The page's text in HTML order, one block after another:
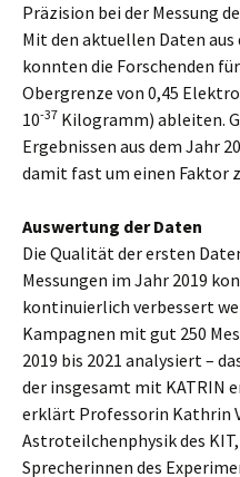
Präzision bei der Messung
Mit den aktuellen Daten
konnten die Forschenden
Obergrenze von 0,45
10-37 Kilogramm) ableiten.
Ergebnissen aus dem Jahr
damit fast um einen Faktor
Auswertung der Daten
Die Qualität der ersten
Messungen im Jahr 2019
kontinuierlich verbessert
Kampagnen mit gut 250
2019 bis 2021 analysiert –
der insgesamt mit KATRIN
erklärt Professorin Kathrin
Astroteilchenphysik des
Sprecherinnen des